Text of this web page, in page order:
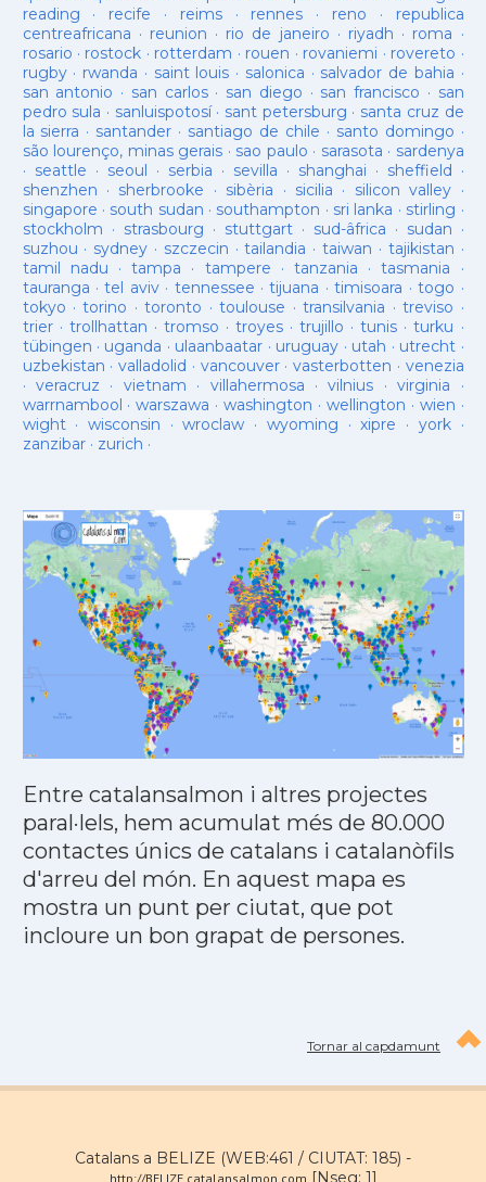
reading · recife · reims· rennes · reno · republica
centreafricana · reunion · rio de janeiro · riyadh · roma ·
rosario · rostock · rotterdam · rouen · rovaniemi · rovereto ·
rugby· rwanda · saint louis · salonica · salvador de bahia ·
san antonio · san carlos· san diego · san francisco · san
pedro sula · sanluispotosí· sant petersburg · santa cruz de
la sierra · santander · santiago de chile · santo domingo ·
são lourenço, minas gerais · sao paulo · sarasota · sardenya
· seattle · seoul · serbia · sevilla · shanghai · sheffield ·
shenzhen · sherbrooke · sibèria · sicilia · silicon valley ·
singapore · south sudan · southampton · sri lanka · stirling ·
stockholm · strasbourg · stuttgart· sud-âfrica · sudan ·
suzhou · sydney · szczecin ·tailandia ·taiwan · tajikistan ·
tamil nadu ·tampa · tampere · tanzania ·tasmania ·
tauranga ·tel aviv· tennessee ·tijuana ·timisoara ·togo ·
tokyo ·torino ·toronto ·toulouse ·transilvania ·treviso ·
trier· trollhattan · tromso · troyes·trujillo ·tunis ·turku ·
tübingen · uganda · ulaanbaatar · uruguay · utah · utrecht ·
uzbekistan · valladolid · vancouver· vasterbotten · venezia
· veracruz · vietnam · villahermosa ·vilnius ·virginia ·
warrnambool ·warszawa ·washington · wellington · wien ·
wight· wisconsin ·wroclaw · wyoming ·xipre · york·
zanzibar· zurich ·
Entre catalansalmon i altres projectes
paral·lels, hem acumulat més de 80.000
contactes únics de catalans i catalanòfils
d'arreu del món. En aquest mapa es
mostra un punt per ciutat, que pot
incloure un bon grapat de persones.
Tornar al capdamunt
Catalans a BELIZE (WEB:461 / CIUTAT: 185) -
http://BELIZE.catalansalmon.com [Nseg: 1]